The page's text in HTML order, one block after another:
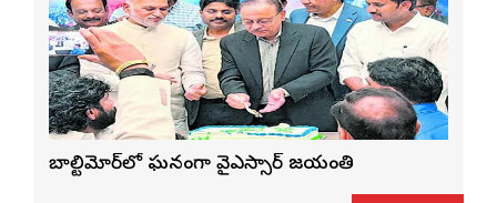
బాల్టిమోర్‌లో ఘనంగా వైఎస్సార్‌ జయంతి